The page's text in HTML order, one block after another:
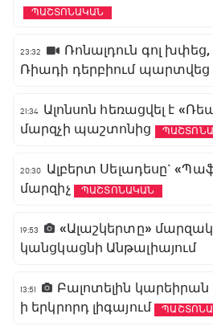
ՊԱՇՏՈՆԱԿԱՆ
23:32
Ռոնալդուն գոլ
Ռիադի դերբիում պարտվեց
21:34 Ալոնսոն հեռացվել է
մարզչի պաշտոնից
20:30
Ալբերտ Սելադեսը`
մարզիչ
ՊԱՇՏՈՆԱԿԱՆ
19:53
«Ալաշկերտը»
կանցկացնի Անթալիայում
13:51
Բալոտելին
ի երկրորդ լիգայում